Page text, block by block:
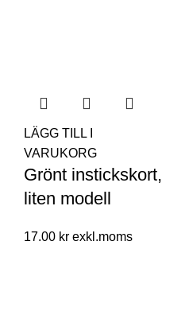
LÄGG TILL I
VARUKORG
Grönt instickskort,
liten modell
17.00 kr